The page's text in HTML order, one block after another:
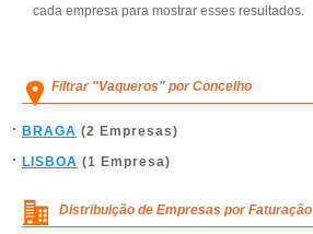
cada empresa para mostrar esses resultados.
Filtrar "Vaqueros" por Concelho
BRAGA (2 Empresas)
LISBOA (1 Empresa)
Distribuição de Empresas por Faturação